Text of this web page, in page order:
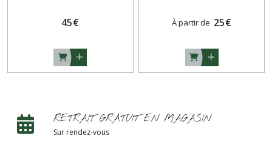
45€ À partir de 25€
RETRAIT GRATUIT EN MAGASIN
Sur rendez-vous